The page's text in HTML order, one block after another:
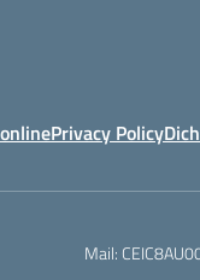
Privacy Policy
Mail: